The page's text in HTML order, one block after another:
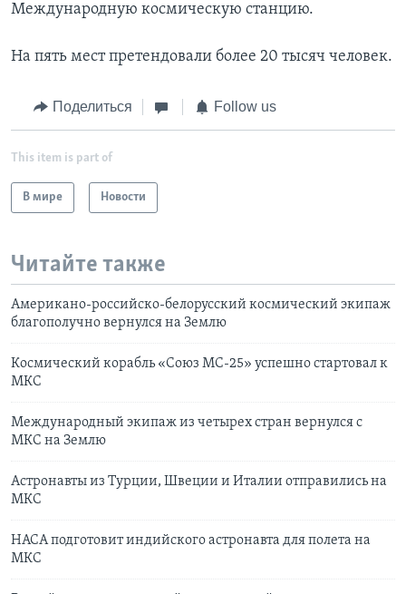
Международную космическую станцию.
На пять мест претендовали более 20 тысяч человек.
Поделиться Follow us
This item is part of
В мире Новости
Читайте также
Американо-российско-белорусский космический экипаж
благополучно вернулся на Землю
Космический корабль «Союз МС-25» успешно стартовал к
МКС
Международный экипаж из четырех стран вернулся с
МКС на Землю
Астронавты из Турции, Швеции и Италии отправились на
МКС
НАСА подготовит индийского астронавта для полета на
МКС